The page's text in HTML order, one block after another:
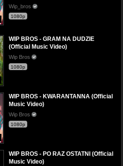
Wip_bros
1080p
WIP BROS - GRAM NA DUDZIE
(Official Music Video)
Wip Bros
1080p
WIP BROS - KWARANTANNA (Official
Music Video)
Wip Bros
1080p
WIP BROS - PO RAZ OSTATNI (Official
Music Video)